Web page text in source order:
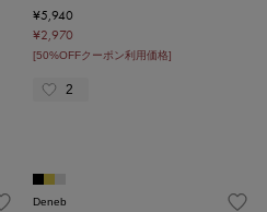
¥5,940
¥2,970
[50%OFFクーポン利用価格]
2
Deneb